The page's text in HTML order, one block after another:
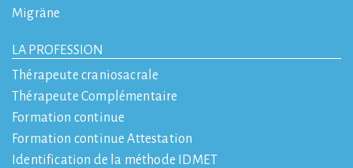
Migräne
LA PROFESSION
Thérapeute craniosacrale
Thérapeute Complémentaire
Formation continue
Formation continue Attestation
Identification de la méthode IDMET